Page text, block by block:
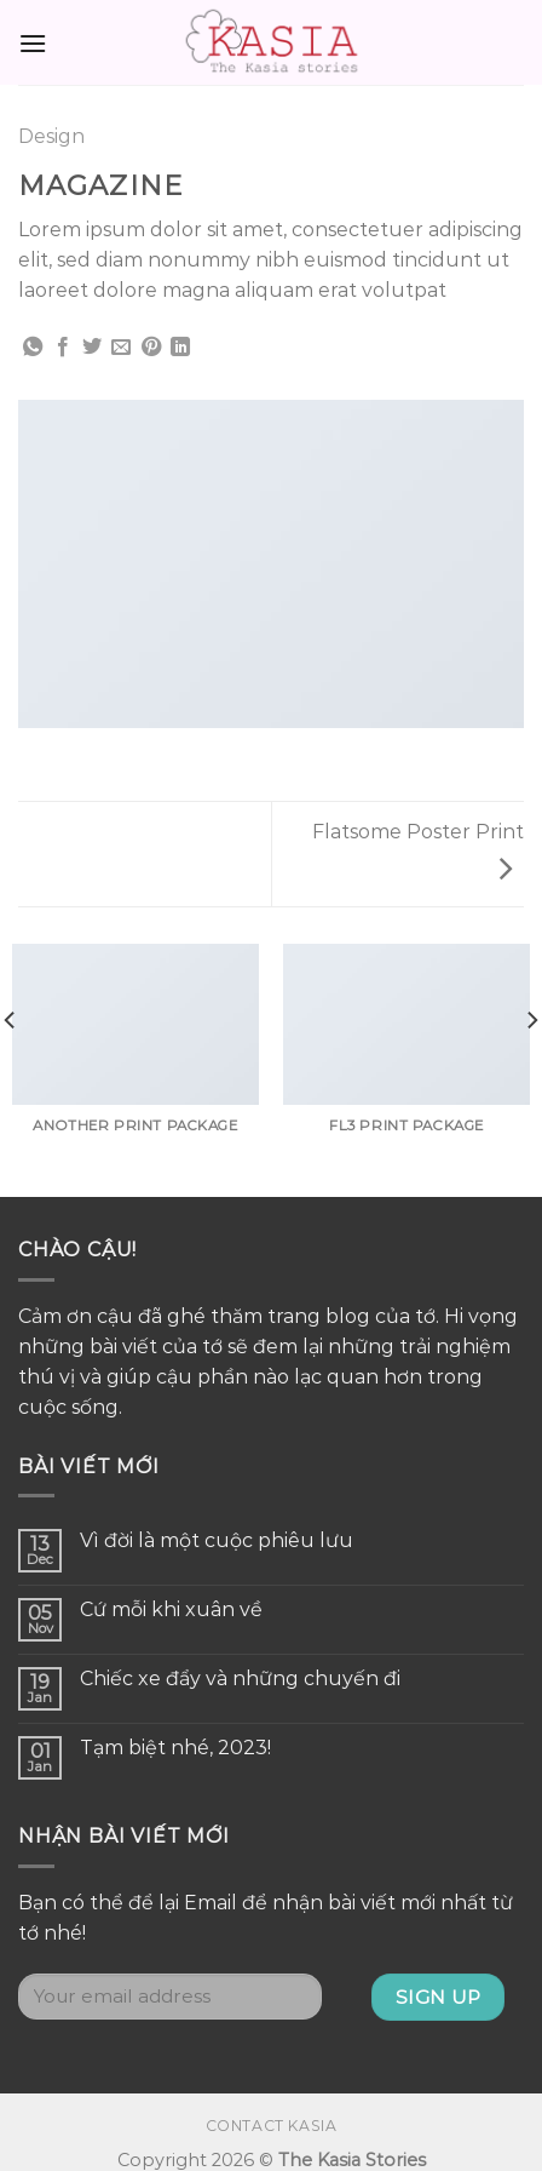
Design
MAGAZINE
Lorem ipsum dolor sit amet, consectetuer adipiscing
elit, sed diam nonummy nibh euismod tincidunt ut
laoreet dolore magna aliquam erat volutpat
Flatsome Poster Print
ANOTHER PRINT PACKAGE FL3 PRINT PACKAGE
CHÀO CẬU!
Cảm ơn cậu đã ghé thăm trang blog của tớ. Hi vọng
những bài viết của tớ sẽ đem lại những trải nghiệm
thú vị và giúp cậu phần nào lạc quan hơn trong
cuộc sống.
BÀI VIẾT MỚI
13
Dec
Vì đời là một cuộc phiêu lưu
05
Nov
Cứ mỗi khi xuân về
19
Jan
Chiếc xe đẩy và những chuyến đi
01
Jan
Tạm biệt nhé, 2023!
NHẬN BÀI VIẾT MỚI
Bạn có thể để lại Email để nhận bài viết mới nhất từ
tớ nhé!
CONTACT KASIA
Copyright 2026 © The Kasia Stories